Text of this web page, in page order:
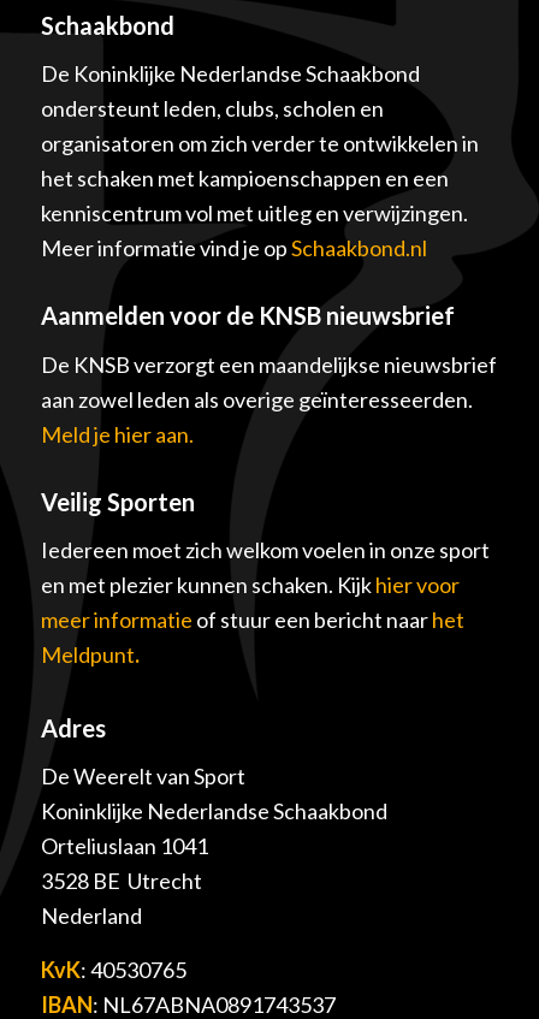
Schaakbond
De Koninklijke Nederlandse Schaakbond
ondersteunt leden, clubs, scholen en
organisatoren om zich verder te ontwikkelen in
het schaken met kampioenschappen en een
kenniscentrum vol met uitleg en verwijzingen.
Meer informatie vind je opSchaakbond.nl
Aanmelden voor de KNSB nieuwsbrief
De KNSB verzorgt een maandelijkse nieuwsbrief
aan zowel leden als overige geïnteresseerden.
Meld je hier aan.
Veilig Sporten
Iedereen moet zich welkom voelen in onze sport
en met plezier kunnen schaken. Kijkhier voor
meer informatie of stuur een bericht naarhet
Meldpunt.
Adres
De Weerelt van Sport
Koninklijke Nederlandse Schaakbond
Orteliuslaan 1041
3528 BE Utrecht
Nederland
KvK: 40530765
IBAN: NL67ABNA0891743537